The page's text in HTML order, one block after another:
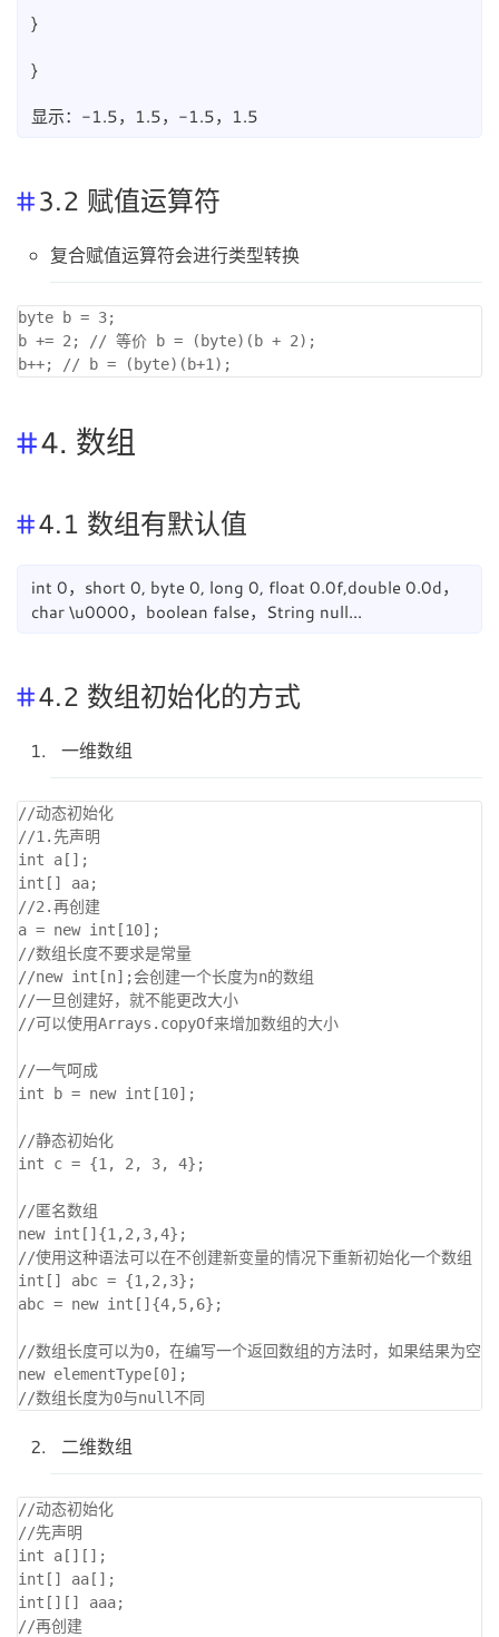
}
}
显示：-1.5，1.5，-1.5，1.5
3.2 赋值运算符
复合赋值运算符会进行类型转换
byte b = 3;
b += 2; // 等价 b = (byte)(b + 2);
4. 数组
4.1 数组有默认值
int 0，short 0, byte 0, long 0, float 0.0f,double 0.0d，
char \u0000，boolean false，String null...
4.2 数组初始化的方式
一维数组
//动态初始化
//1.先声明
int a[];
int[] aa;
//2.再创建
a = new int[10];
//数组长度不要求是常量
//new int[n];会创建一个长度为n的数组
//一旦创建好，就不能更改大小
//可以使用Arrays.copyOf来增加数组的大小
//一气呵成
int b = new int[10];
//静态初始化
int c = {1, 2, 3, 4};
//匿名数组
new int[]{1,2,3,4};
//使用这种语法可以在不创建新变量的情况下重新初始化一个数组
int[] abc = {1,2,3};
abc = new int[]{4,5,6};
//数组长度可以为0，在编写一个返回数组的方法时，如果结果为空
new elementType[0];
二维数组
//动态初始化
//先声明
int a[][];
int[] aa[];
int[][] aaa;
//再创建